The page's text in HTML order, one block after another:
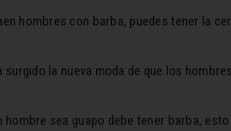
hombres con barba, puedes tener la
la nueva moda de que los
hombre sea guapo debe tener barba,